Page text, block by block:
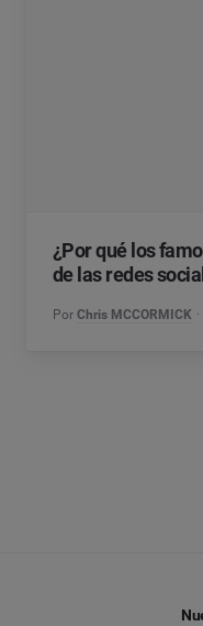
¿Por qué los
de las redes
Por Chris MCCORMICK